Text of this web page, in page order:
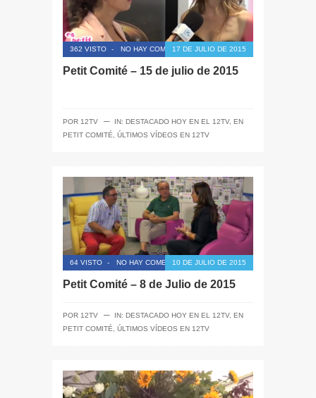
362 VISTO - NO HAY COMENTARIOS17 DE JULIO DE 2015
Petit Comité – 15 de julio de 2015
POR 12TV ─ IN: DESTACADO HOY EN EL 12TV, EN
PETIT COMITÉ, ÚLTIMOS VÍDEOS EN 12TV
64 VISTO - NO HAY COMENTARIOS10 DE JULIO DE 2015
Petit Comité – 8 de Julio de 2015
POR 12TV ─ IN: DESTACADO HOY EN EL 12TV, EN
PETIT COMITÉ, ÚLTIMOS VÍDEOS EN 12TV